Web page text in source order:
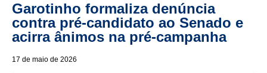
Garotinho formaliza denúncia
contra pré-candidato ao Senado e
acirra ânimos na pré-campanha
17 de maio de 2026